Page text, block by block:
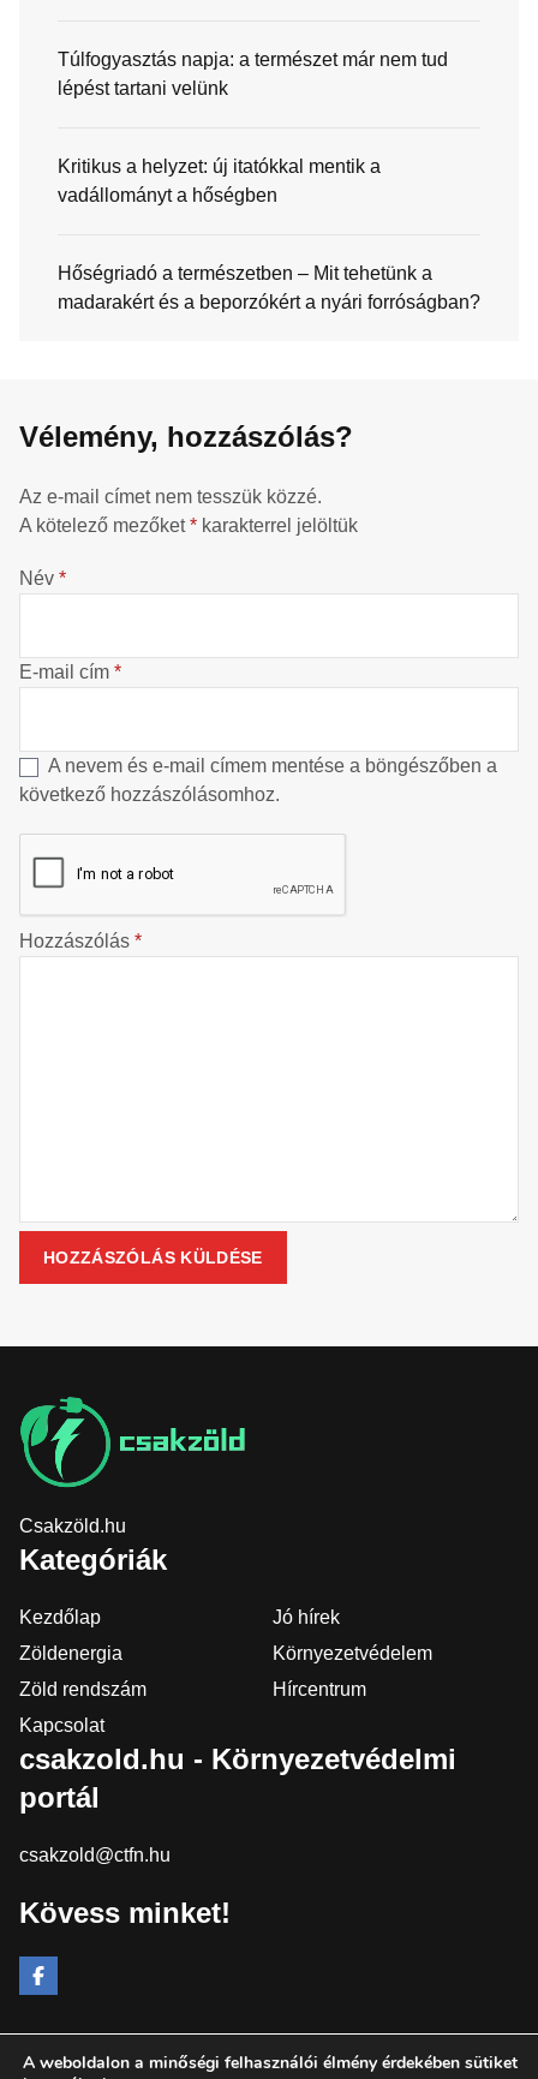
Túlfogyasztás napja: a természet már nem tud
lépést tartani velünk
Kritikus a helyzet: új itatókkal mentik a
vadállományt a hőségben
Hőségriadó a természetben – Mit tehetünk a
madarakért és a beporzókért a nyári forróságban?
Vélemény, hozzászólás?
Az e-mail címet nem tesszük közzé.
A kötelező mezőket* karakterrel jelöltük
Név *
E-mail cím *
A nevem és e-mail címem mentése a böngészőben a
következő hozzászólásomhoz.
Hozzászólás *
Csakzöld.hu
Kategóriák
Kezdőlap
Jó hírek
Zöldenergia
Környezetvédelem
Zöld rendszám
Hírcentrum
Kapcsolat
csakzold.hu - Környezetvédelmi
portál
csakzold@ctfn.hu
Kövess minket!
A weboldalon a minőségi felhasználói élmény érdekében sütiket